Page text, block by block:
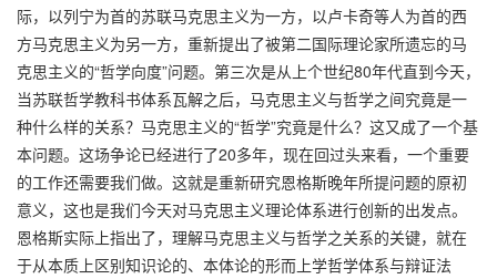
际，以列宁为首的苏联马克思主义为一方，以卢卡奇等人为首的西
方马克思主义为另一方，重新提出了被第二国际理论家所遗忘的马
克思主义的“哲学向度”问题。第三次是从上个世纪80年代直到今天，
当苏联哲学教科书体系瓦解之后，马克思主义与哲学之间究竟是一
种什么样的关系？马克思主义的“哲学”究竟是什么？这又成了一个基
本问题。这场争论已经进行了20多年，现在回过头来看，一个重要
的工作还需要我们做。这就是重新研究恩格斯晚年所提问题的原初
意义，这也是我们今天对马克思主义理论体系进行创新的出发点。
恩格斯实际上指出了，理解马克思主义与哲学之关系的关键，就在
于从本质上区别知识论的、本体论的形而上学哲学体系与辩证法